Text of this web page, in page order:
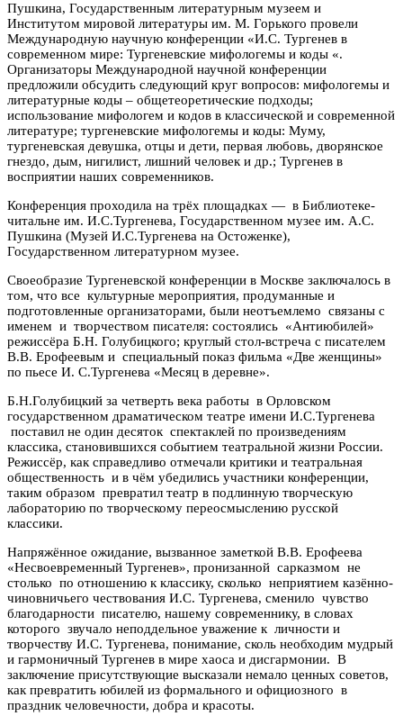
Пушкина, Государственным литературным музеем и
Институтом мировой литературы им. М. Горького провели
Международную научную конференции «И.С. Тургенев в
современном мире: Тургеневские мифологемы и коды «.
Организаторы Международной научной конференции
предложили обсудить следующий круг вопросов: мифологемы и
литературные коды – общетеоретические подходы;
использование мифологем и кодов в классической и современной
литературе; тургеневские мифологемы и коды: Муму,
тургеневская девушка, отцы и дети, первая любовь, дворянское
гнездо, дым, нигилист, лишний человек и др.; Тургенев в
восприятии наших современников.
Конференция проходила на трёх площадках — в Библиотеке-
читальне им. И.С.Тургенева, Государственном музее им. А.С.
Пушкина (Музей И.С.Тургенева на Остоженке),
Государственном литературном музее.
Своеобразие Тургеневской конференции в Москве заключалось в
том, что все культурные мероприятия, продуманные и
подготовленные организаторами, были неотъемлемо связаны с
именем и творчеством писателя: состоялись «Антиюбилей»
режиссёра Б.Н. Голубицкого; круглый стол-встреча с писателем
В.В. Ерофеевым и специальный показ фильма «Две женщины»
по пьесе И. С.Тургенева «Месяц в деревне».
Б.Н.Голубицкий за четверть века работы в Орловском
государственном драматическом театре имени И.С.Тургенева
поставил не один десяток спектаклей по произведениям
классика, становившихся событием театральной жизни России.
Режиссёр, как справедливо отмечали критики и театральная
общественность и в чём убедились участники конференции,
таким образом превратил театр в подлинную творческую
лабораторию по творческому переосмыслению русской
классики.
Напряжённое ожидание, вызванное заметкой В.В. Ерофеева
«Несвоевременный Тургенев», пронизанной сарказмом не
столько по отношению к классику, сколько неприятием казённо-
чиновничьего чествования И.С. Тургенева, сменило чувство
благодарности писателю, нашему современнику, в словах
которого звучало неподдельное уважение к личности и
творчеству И.С. Тургенева, понимание, сколь необходим мудрый
и гармоничный Тургенев в мире хаоса и дисгармонии. В
заключение присутствующие высказали немало ценных советов,
как превратить юбилей из формального и официозного в
праздник человечности, добра и красоты.